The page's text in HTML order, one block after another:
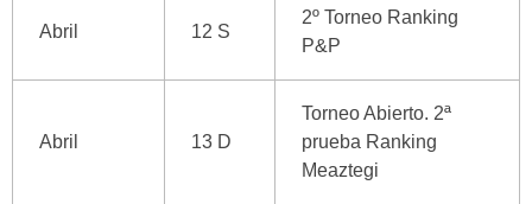
Abril 12 S
2º Torneo Ranking
P&P
Abril 13 D
Torneo Abierto. 2ª
prueba Ranking
Meaztegi